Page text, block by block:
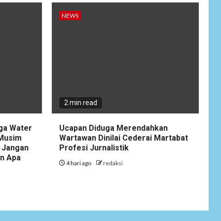
NEWS
Soal Dugaan
Tenaga Ahli Fiktif,
KPK Diminta
Pemprov Banten
Kesulitan Warga
Water
Apa
NEWS
2 min read
Ucapan Diduga Merendahkan
Wartawan Dinilai Cederai Martabat
Profesi Jurnalistik
4 hari ago redaksi